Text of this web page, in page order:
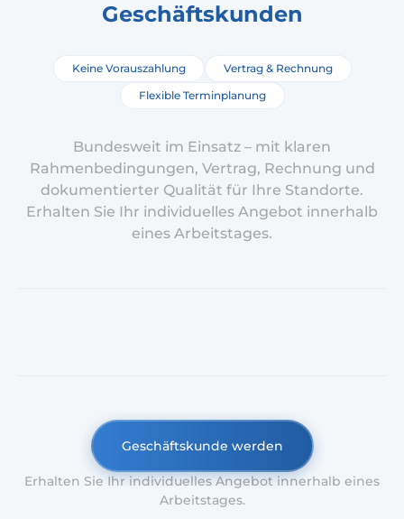
Geschäftskunden
Keine Vorauszahlung
Vertrag & Rechnung
Flexible Terminplanung
Bundesweit im Einsatz – mit klaren
Rahmenbedingungen, Vertrag, Rechnung und
dokumentierter Qualität für Ihre Standorte.
Erhalten Sie Ihr individuelles Angebot innerhalb
eines Arbeitstages.
Geschäftskunde werden
Erhalten Sie Ihr individuelles Angebot innerhalb eines
Arbeitstages.